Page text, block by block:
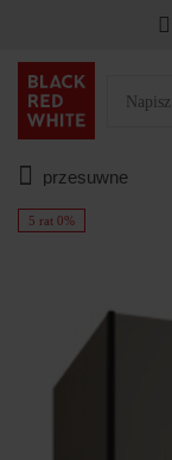
przesuwne
5 rat 0%